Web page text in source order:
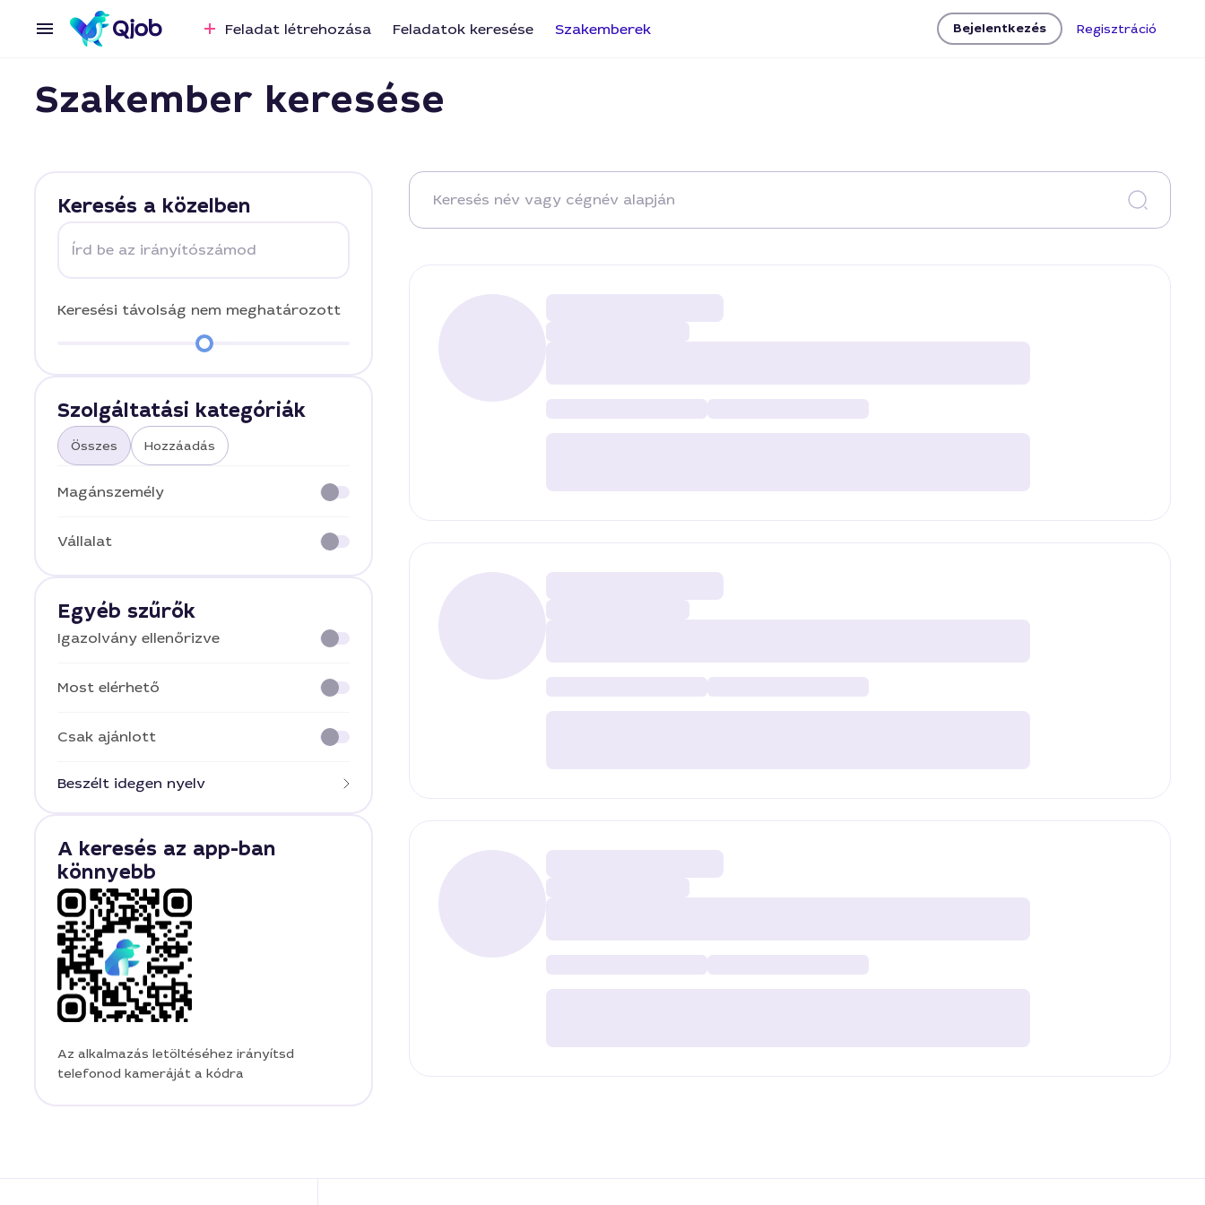
Feladat létrehozása Feladatok keresése Szakemberek Bejelentkezés Regisztráció
Szakember keresése
Keresés a közelben
Írd be az irányítószámod
Keresési távolság nem meghatározott
Szolgáltatási kategóriák
Összes Hozzáadás
Magánszemély
Vállalat
Egyéb szűrők
Igazolvány ellenőrizve
Most elérhető
Csak ajánlott
Beszélt idegen nyelv
A keresés az app-ban
könnyebb
Az alkalmazás letöltéséhez irányítsd
telefonod kameráját a kódra